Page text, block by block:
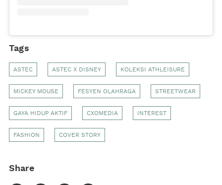
Tags
ASTEC ASTEC X DISNEY KOLEKSI ATHLEISURE
MICKEY MOUSE FESYEN OLAHRAGA STREETWEAR
GAYA HIDUP AKTIF CXOMEDIA INTEREST
FASHION COVER STORY
Share